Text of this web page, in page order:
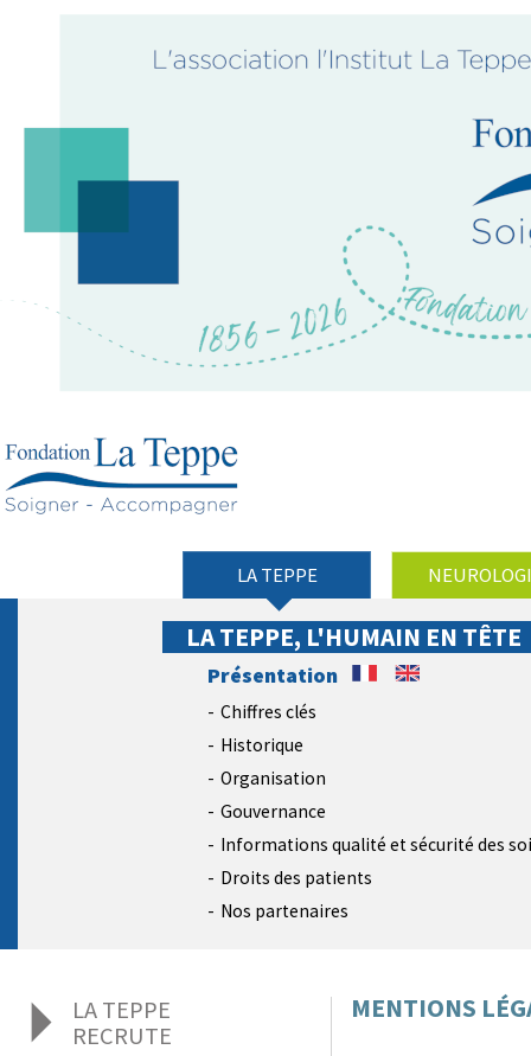
LA TEPPE
LA TEPPE, L'HUMAIN EN TÊTE
Présentation
Chiffres clés
Historique
Organisation
Gouvernance
Informations qualité et sécurité des
Droits des patients
Nos partenaires
LA TEPPE
RECRUTE
MENTIONS